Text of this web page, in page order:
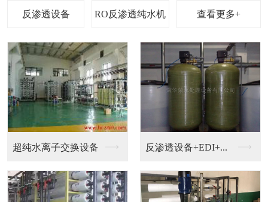
查看更多+
钟表，珠宝，电镀加工... 钟表清洗超纯水设备